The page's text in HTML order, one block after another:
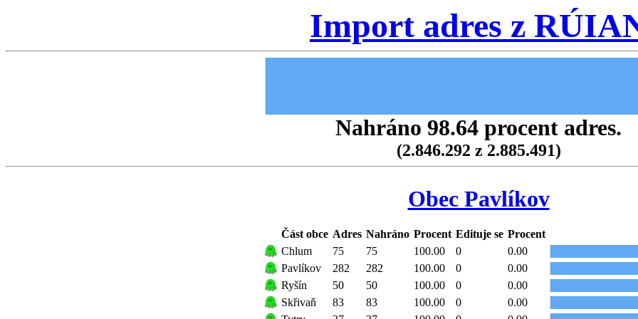
Import adres z
Nahráno 98.64 procent adres.
(2.846.292 z 2.885.491)
Obec Pavlíkov
Část obce Adres Nahráno Procent Edituje se Procent
Chlum
75 75 100.00 0
0.00
Pavlíkov
282 282 100.00 0
0.00
Ryšín
50 50 100.00 0
0.00
Skřivaň
83 83 100.00 0
0.00